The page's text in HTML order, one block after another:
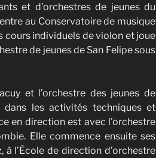
et d’orchestres de jeunes du
au Conservatoire de musique
cours individuels de violon et joue
de jeunes de San Felipe sous
et l’orchestre des jeunes de
les activités techniques et
en direction est avec l’orchestre
Elle commence ensuite ses
l’École de direction d’orchestre